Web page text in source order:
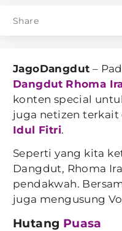
Share
JagoDangdut –
Dangdut Rhoma
konten special
juga netizen terkait
Idul Fitri.
Seperti yang kita
Dangdut, Rhoma
pendakwah.
juga mengusung
Hutang Puasa